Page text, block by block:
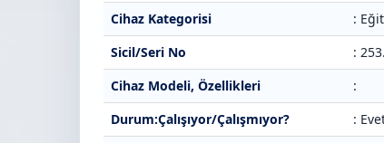
Cihaz Kategorisi
:
Sicil/Seri No
:
Cihaz Modeli, Özellikleri
:
Durum:Çalışıyor/Çalışmıyor?
: